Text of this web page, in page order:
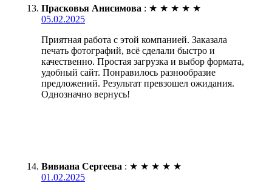
Прасковья Анисимова : ★ ★ ★ ★ ★
05.02.2025
Приятная работа с этой компанией. Заказала
печать фотографий, всё сделали быстро и
качественно. Простая загрузка и выбор формата,
удобный сайт. Понравилось разнообразие
предложений. Результат превзошел ожидания.
Однозначно вернусь!
Вивиана Сергеева : ★ ★ ★ ★ ★
01.02.2025